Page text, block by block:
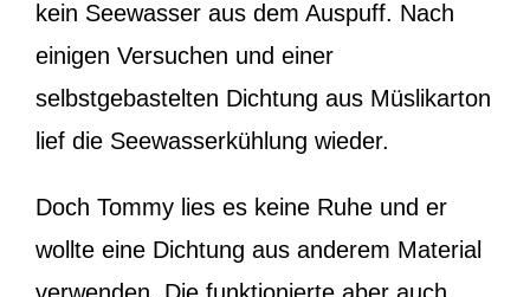
kein Seewasser aus dem Auspuff. Nach
einigen Versuchen und einer
selbstgebastelten Dichtung aus Müslikarton
lief die Seewasserkühlung wieder.
Doch Tommy lies es keine Ruhe und er
wollte eine Dichtung aus anderem Material
verwenden. Die funktionierte aber auch